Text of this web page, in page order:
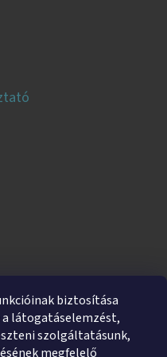
biztosítása
a látogatáselemzést,
szolgáltatásunk,
megfelelő